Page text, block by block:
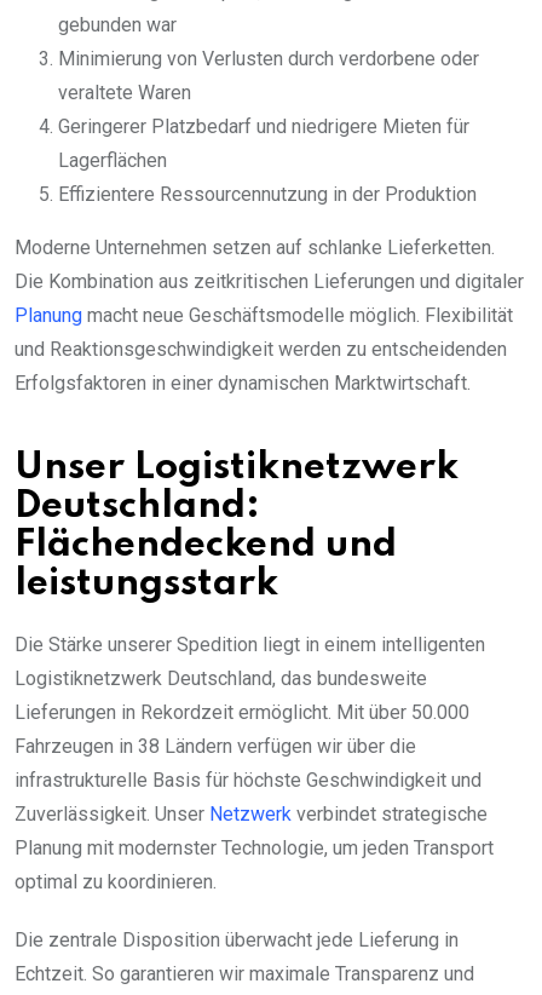
gebunden war
Minimierung von Verlusten durch verdorbene oder
veraltete Waren
Geringerer Platzbedarf und niedrigere Mieten für
Lagerflächen
Effizientere Ressourcennutzung in der Produktion
Moderne Unternehmen setzen auf schlanke Lieferketten.
Die Kombination aus zeitkritischen Lieferungen und digitaler
Planung macht neue Geschäftsmodelle möglich. Flexibilität
und Reaktionsgeschwindigkeit werden zu entscheidenden
Erfolgsfaktoren in einer dynamischen Marktwirtschaft.
Unser Logistiknetzwerk
Deutschland:
Flächendeckend und
leistungsstark
Die Stärke unserer Spedition liegt in einem intelligenten
Logistiknetzwerk Deutschland, das bundesweite
Lieferungen in Rekordzeit ermöglicht. Mit über 50.000
Fahrzeugen in 38 Ländern verfügen wir über die
infrastrukturelle Basis für höchste Geschwindigkeit und
Zuverlässigkeit. Unser Netzwerk verbindet strategische
Planung mit modernster Technologie, um jeden Transport
optimal zu koordinieren.
Die zentrale Disposition überwacht jede Lieferung in
Echtzeit. So garantieren wir maximale Transparenz und